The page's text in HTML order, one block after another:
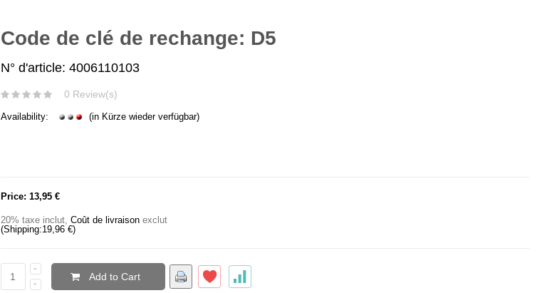
Code de clé de rechange: D5
N° d'article: 4006110103
0 Review(s)
Availability: (in Kürze wieder verfügbar)
Price: 13,95 €
20% taxe inclut, Coût de livraisonexclut
(Shipping:19,96 €)
Add to Cart